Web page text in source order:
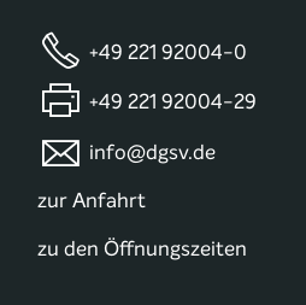
+49 221 92004-0
+49 221 92004-29
info@dgsv.de
zur Anfahrt
zu den Öffnungszeiten